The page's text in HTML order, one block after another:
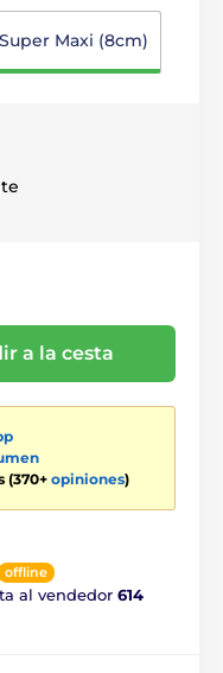
Super Maxi (8cm)
a la cesta
(370+ opiniones)
offline
al vendedor 614